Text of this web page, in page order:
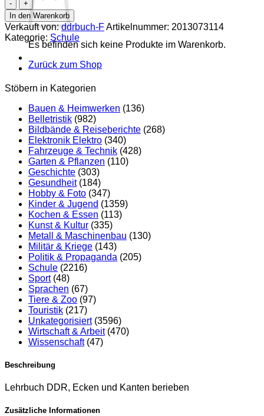
Es befinden sich keine Produkte im Warenkorb.
Zurück zum Shop
der
Physik
6
bis
8
Lehrbuch
Menge
In den Warenkorb
Verkauft von:ddrbuch-FArtikelnummer: 2013073114
Kategorie: Schule
Stöbern in Kategorien
Bauen & Heimwerken (136)
Belletristik (982)
Bildbände & Reiseberichte (268)
Elektronik Elektro (340)
Fahrzeuge & Technik (428)
Garten & Pflanzen (110)
Geschichte (303)
Gesundheit (184)
Hobby & Foto (347)
Kinder & Jugend (1359)
Kochen & Essen (113)
Kunst & Kultur (335)
Metall & Maschinenbau (130)
Militär & Kriege (143)
Politik & Propaganda (205)
Schule (2216)
Sport (48)
Sprachen (67)
Tiere & Zoo (97)
Touristik (217)
Unkategorisiert (3596)
Wirtschaft & Arbeit (470)
Wissenschaft (47)
Beschreibung
Lehrbuch DDR, Ecken und Kanten berieben
Zusätzliche Informationen